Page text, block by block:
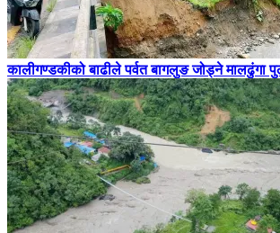
कालीगण्डकीको बाढीले पर्वत बागलुङ जोड्ने मालढुंगा